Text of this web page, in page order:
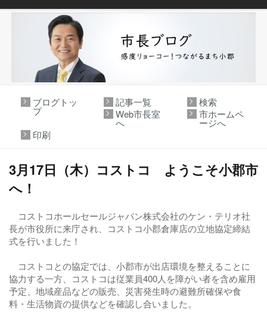
ブログトッ
プ
記事一覧
検索
Web市長室
へ
市ホームペ
ージへ
印刷
3月17日（木）コストコ ようこそ小郡市
へ！
コストコホールセールジャパン株式会社のケン・テリオ社
長が市役所に来庁され、コストコ小郡倉庫店の立地協定締結
式を行いました！
コストコとの協定では、小郡市が出店環境を整えることに
協力する一方、コストコは従業員400人を障がい者を含め雇用
予定、地域産品などの販売、災害発生時の避難所確保や食
料・生活物資の提供などを確認し合いました。